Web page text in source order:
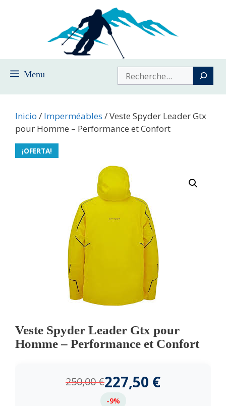
Menu Buscar
Inicio / Imperméables / Veste Spyder Leader Gtx
pour Homme – Performance et Confort
¡OFERTA!
Veste Spyder Leader Gtx pour
Homme – Performance et Confort
250,00€227,50 €
-9%